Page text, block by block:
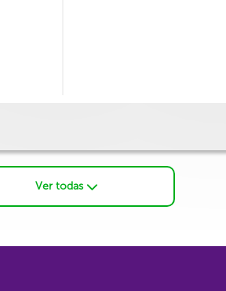
Ver todas